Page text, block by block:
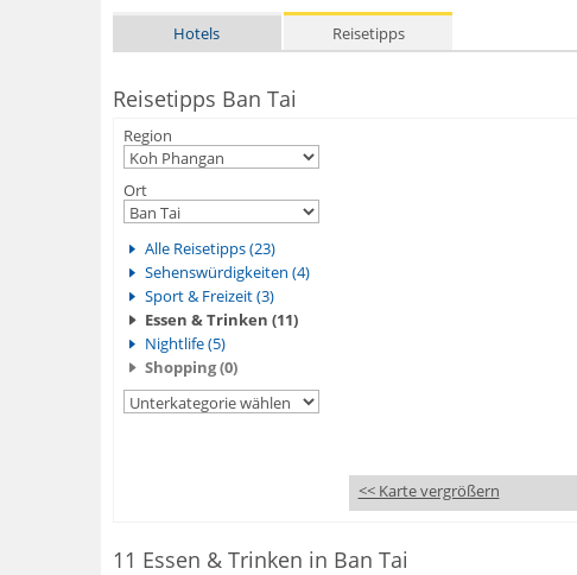
Hotels Reisetipps
Reisetipps Ban Tai
Region
Ort
Alle Reisetipps (23)
Sehenswürdigkeiten (4)
Sport & Freizeit (3)
Essen & Trinken (11)
Nightlife (5)
Shopping (0)
<< Karte vergrößern
11 Essen & Trinken in Ban Tai